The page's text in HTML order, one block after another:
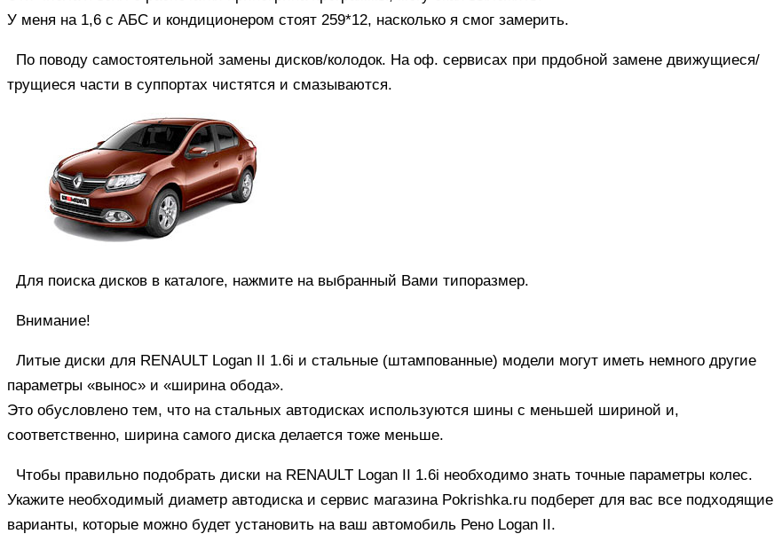
У меня на 1,6 с АБС и кондиционером стоят 259*12, насколько я смог замерить.
По поводу самостоятельной замены дисков/колодок. На оф. сервисах при прдобной замене движущиеся/
трущиеся части в суппортах чистятся и смазываются.
Для поиска дисков в каталоге, нажмите на выбранный Вами типоразмер.
Внимание!
Литые диски для RENAULT Logan II 1.6i и стальные (штампованные) модели могут иметь немного другие
параметры «вынос» и «ширина обода».
Это обусловлено тем, что на стальных автодисках используются шины с меньшей шириной и,
соответственно, ширина самого диска делается тоже меньше.
Чтобы правильно подобрать диски на RENAULT Logan II 1.6i необходимо знать точные параметры колес.
Укажите необходимый диаметр автодиска и сервис магазина Pokrishka.ru подберет для вас все подходящие
варианты, которые можно будет установить на ваш автомобиль Рено Logan II.